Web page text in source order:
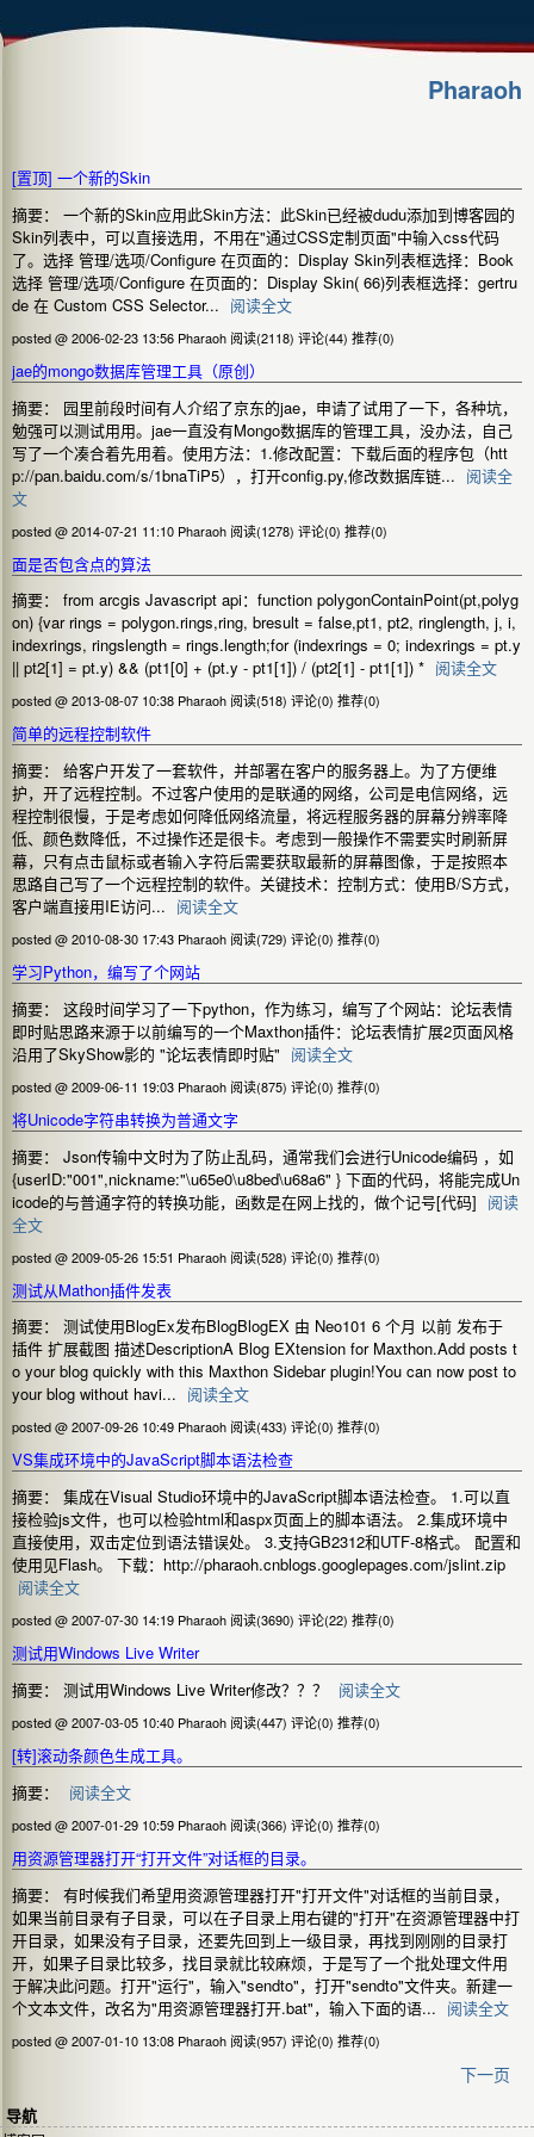
Pharaoh
[置顶] 一个新的Skin
摘要： 一个新的Skin应用此Skin方法：此Skin已经被dudu添加到博客园的
Skin列表中，可以直接选用，不用在"通过CSS定制页面"中输入css代码
了。选择 管理/选项/Configure 在页面的：Display Skin列表框选择：Book
选择 管理/选项/Configure 在页面的：Display Skin( 66)列表框选择：gertru
de 在 Custom CSS Selector... 阅读全文
posted @ 2006-02-23 13:56 Pharaoh 阅读(2118) 评论(44) 推荐(0)
jae的mongo数据库管理工具（原创）
摘要： 园里前段时间有人介绍了京东的jae，申请了试用了一下，各种坑，
勉强可以测试用用。jae一直没有Mongo数据库的管理工具，没办法，自己
写了一个凑合着先用着。使用方法：1.修改配置：下载后面的程序包（htt
p://pan.baidu.com/s/1bnaTiP5），打开config.py,修改数据库链... 阅读全
文
posted @ 2014-07-21 11:10 Pharaoh 阅读(1278) 评论(0) 推荐(0)
面是否包含点的算法
摘要： from arcgis Javascript api：function polygonContainPoint(pt,polyg
on) {var rings = polygon.rings,ring, bresult = false,pt1, pt2, ringlength, j, i,
indexrings, ringslength = rings.length;for (indexrings = 0; indexrings = pt.y
|| pt2[1] = pt.y) && (pt1[0] + (pt.y - pt1[1]) / (pt2[1] - pt1[1]) * 阅读全文
posted @ 2013-08-07 10:38 Pharaoh 阅读(518) 评论(0) 推荐(0)
简单的远程控制软件
摘要： 给客户开发了一套软件，并部署在客户的服务器上。为了方便维
护，开了远程控制。不过客户使用的是联通的网络，公司是电信网络，远
程控制很慢，于是考虑如何降低网络流量，将远程服务器的屏幕分辨率降
低、颜色数降低，不过操作还是很卡。考虑到一般操作不需要实时刷新屏
幕，只有点击鼠标或者输入字符后需要获取最新的屏幕图像，于是按照本
思路自己写了一个远程控制的软件。关键技术：控制方式：使用B/S方式，
客户端直接用IE访问... 阅读全文
posted @ 2010-08-30 17:43 Pharaoh 阅读(729) 评论(0) 推荐(0)
学习Python，编写了个网站
摘要： 这段时间学习了一下python，作为练习，编写了个网站：论坛表情
即时贴思路来源于以前编写的一个Maxthon插件：论坛表情扩展2页面风格
沿用了SkyShow影的 "论坛表情即时贴" 阅读全文
posted @ 2009-06-11 19:03 Pharaoh 阅读(875) 评论(0) 推荐(0)
将Unicode字符串转换为普通文字
摘要： Json传输中文时为了防止乱码，通常我们会进行Unicode编码 ，如
{userID:"001",nickname:"\u65e0\u8bed\u68a6" } 下面的代码，将能完成Un
icode的与普通字符的转换功能，函数是在网上找的，做个记号[代码] 阅读
全文
posted @ 2009-05-26 15:51 Pharaoh 阅读(528) 评论(0) 推荐(0)
测试从Mathon插件发表
摘要： 测试使用BlogEx发布BlogBlogEX 由 Neo101 6 个月 以前 发布于
插件 扩展截图 描述DescriptionA Blog EXtension for Maxthon.Add posts t
o your blog quickly with this Maxthon Sidebar plugin!You can now post to
your blog without havi... 阅读全文
posted @ 2007-09-26 10:49 Pharaoh 阅读(433) 评论(0) 推荐(0)
VS集成环境中的JavaScript脚本语法检查
摘要： 集成在Visual Studio环境中的JavaScript脚本语法检查。 1.可以直
接检验js文件，也可以检验html和aspx页面上的脚本语法。 2.集成环境中
直接使用，双击定位到语法错误处。 3.支持GB2312和UTF-8格式。 配置和
使用见Flash。 下载：http://pharaoh.cnblogs.googlepages.com/jslint.zip
阅读全文
posted @ 2007-07-30 14:19 Pharaoh 阅读(3690) 评论(22) 推荐(0)
测试用Windows Live Writer
摘要： 测试用Windows Live Writer修改？？？
阅读全文
posted @ 2007-03-05 10:40 Pharaoh 阅读(447) 评论(0) 推荐(0)
[转]滚动条颜色生成工具。
摘要：
阅读全文
posted @ 2007-01-29 10:59 Pharaoh 阅读(366) 评论(0) 推荐(0)
用资源管理器打开“打开文件”对话框的目录。
摘要： 有时候我们希望用资源管理器打开"打开文件"对话框的当前目录，
如果当前目录有子目录，可以在子目录上用右键的"打开"在资源管理器中打
开目录，如果没有子目录，还要先回到上一级目录，再找到刚刚的目录打
开，如果子目录比较多，找目录就比较麻烦，于是写了一个批处理文件用
于解决此问题。打开"运行"，输入"sendto"，打开"sendto"文件夹。新建一
个文本文件，改名为"用资源管理器打开.bat"，输入下面的语... 阅读全文
posted @ 2007-01-10 13:08 Pharaoh 阅读(957) 评论(0) 推荐(0)
下一页
导航